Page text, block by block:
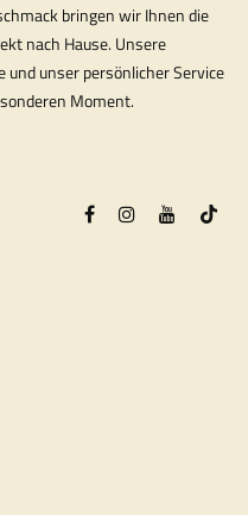
bringen wir Ihnen die
nach Hause. Unsere
unser persönlicher Service
Moment.